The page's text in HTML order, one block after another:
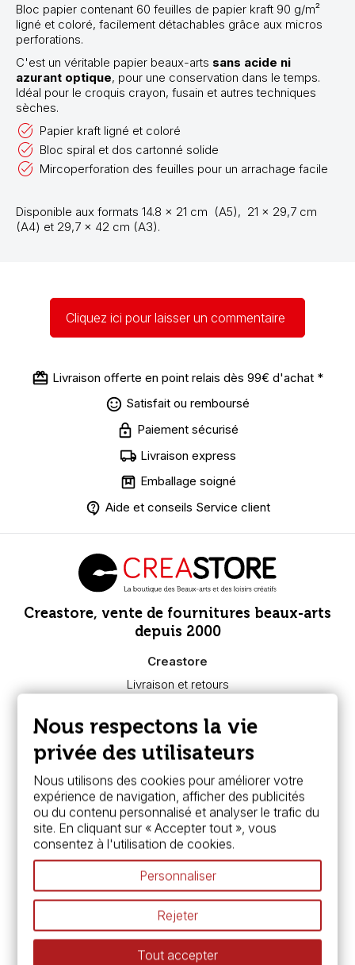
Bloc papier contenant 60 feuilles de papier kraft 90 g/m²
ligné et coloré, facilement détachables grâce aux micros
perforations.
C'est un véritable papier beaux-arts sans acide ni
azurant optique, pour une conservation dans le temps.
Idéal pour le croquis crayon, fusain et autres techniques
sèches.
Papier kraft ligné et coloré
Bloc spiral et dos cartonné solide
Mircoperforation des feuilles pour un arrachage facile
Disponible aux formats 14.8 x 21 cm (A5), 21 x 29,7 cm
(A4) et 29,7 x 42 cm (A3).
Cliquez ici pour laisser un commentaire
Livraison offerte en point relais dès 99€ d'achat *
Satisfait ou remboursé
Paiement sécurisé
Livraison express
Emballage soigné
Aide et conseils Service client
Creastore, vente de fournitures beaux-arts
depuis 2000
Creastore
Livraison et retours
Paiement sécurisé
FAQ
Boutique à Angers
Services
Carte fidélité & avantages
Chèque cadeau, bon cadeaux
Devis & bon de commande
Pass culture - mode d'emploi
Nos promotions en cours
Espace conseils
L’aquarelle en tubes ou en godets ?
Le vocabulaire technique de l’aquarelle
Différence entre peinture Fine et Extra-fine
Nous respectons la vie
privée des utilisateurs
Nous utilisons des cookies pour améliorer votre
expérience de navigation, afficher des publicités
ou du contenu personnalisé et analyser le trafic du
site. En cliquant sur « Accepter tout », vous
consentez à l'utilisation de cookies.
Personnaliser
Rejeter
Tout accepter